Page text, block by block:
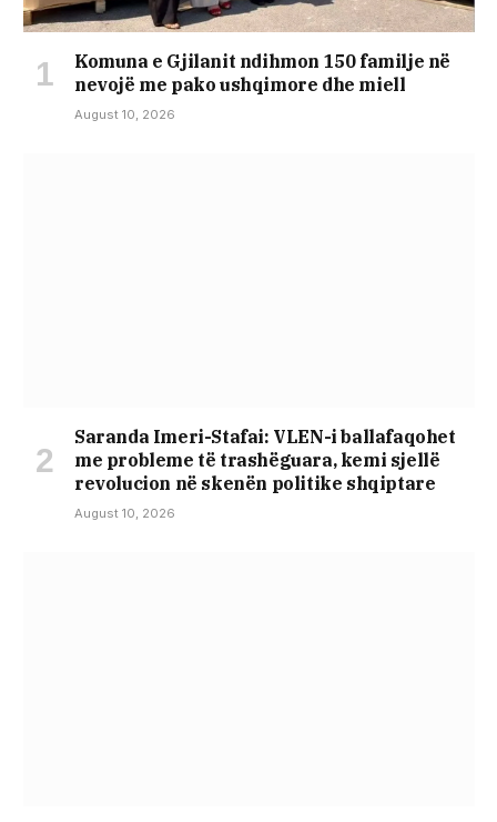
Komuna e Gjilanit ndihmon 150 familje në
nevojë me pako ushqimore dhe miell
August 10, 2026
Saranda Imeri-Stafai: VLEN-i ballafaqohet
me probleme të trashëguara, kemi sjellë
revolucion në skenën politike shqiptare
August 10, 2026